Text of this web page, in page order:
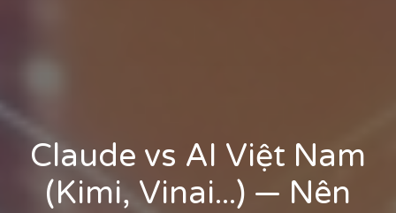
Claude vs AI Việt Nam
(Kimi, Vinai...) — Nên